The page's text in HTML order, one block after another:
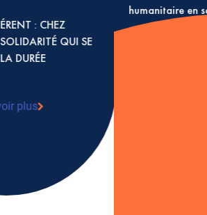
: CHEZ
QUI SE
DURÉE
plus
CHEZ L’ADHÉRENT : CHEZ
UNE SOLIDARITÉ QUI SE
DANS LA DURÉE
humanitaire en